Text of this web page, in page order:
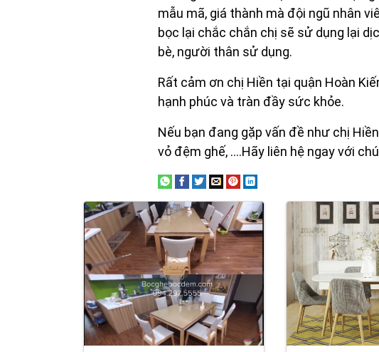
mẫu mã, giá thành mà đội ngũ nhân
bọc lại chắc chắn chị sẽ sử dụng lại
bè, người thân sử dụng.
Rất cảm ơn chị Hiền tại quận Hoàn
hạnh phúc và tràn đầy sức khỏe.
Nếu bạn đang gặp vấn đề như chị
vỏ đệm ghế, ....Hãy liên hệ ngay với